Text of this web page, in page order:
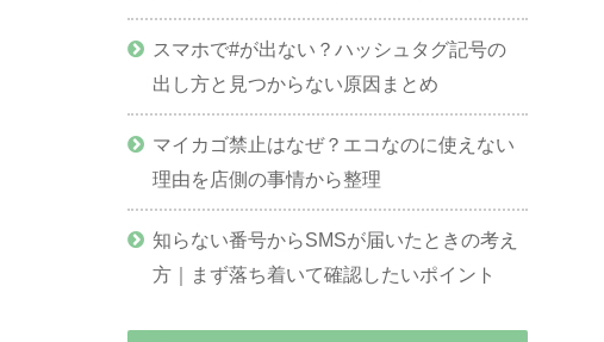
スマホで#が出ない？ハッシュタグ記号の
出し方と見つからない原因まとめ
マイカゴ禁止はなぜ？エコなのに使えない
理由を店側の事情から整理
知らない番号からSMSが届いたときの考え
方｜まず落ち着いて確認したいポイント